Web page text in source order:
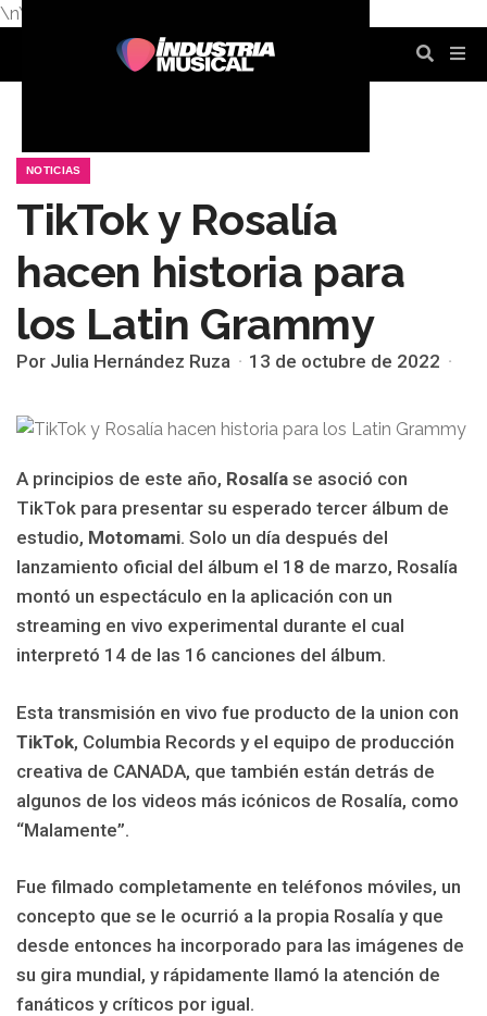
\n\n
NOTICIAS
TikTok y Rosalía
hacen historia para
los Latin Grammy
Por Julia Hernández Ruza 13 de octubre de 2022
A principios de este año, Rosalía se asoció con
TikTok para presentar su esperado tercer álbum de
estudio, Motomami. Solo un día después del
lanzamiento oficial del álbum el 18 de marzo, Rosalía
montó un espectáculo en la aplicación con un
streaming en vivo experimental durante el cual
interpretó 14 de las 16 canciones del álbum.
Esta transmisión en vivo fue producto de la union con
TikTok, Columbia Records y el equipo de producción
creativa de CANADA, que también están detrás de
algunos de los videos más icónicos de Rosalía, como
“Malamente”.
Fue filmado completamente en teléfonos móviles, un
concepto que se le ocurrió a la propia Rosalía y que
desde entonces ha incorporado para las imágenes de
su gira mundial, y rápidamente llamó la atención de
fanáticos y críticos por igual.